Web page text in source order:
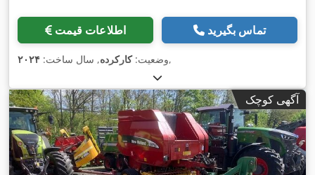
اطلاعات قیمت تماس بگیرید
وضعیت:کارکرده, سال ساخت: ۲۰۲۴ ,
آگهی کوچک